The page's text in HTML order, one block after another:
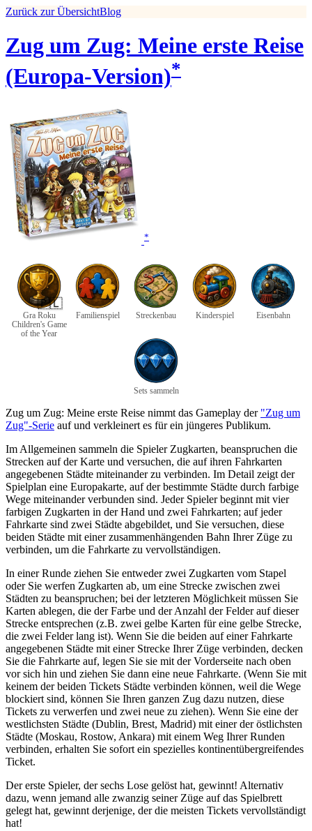
Zurück zur ÜbersichtBlog
Zug um Zug: Meine erste Reise
(Europa-Version)*
*
🇵🇱
Gra Roku
Children's Game
of the Year
Familienspiel Streckenbau Kinderspiel Eisenbahn
Sets sammeln
Zug um Zug: Meine erste Reise nimmt das Gameplay der "Zug um
Zug"-Serie auf und verkleinert es für ein jüngeres Publikum.
Im Allgemeinen sammeln die Spieler Zugkarten, beanspruchen die
Strecken auf der Karte und versuchen, die auf ihren Fahrkarten
angegebenen Städte miteinander zu verbinden. Im Detail zeigt der
Spielplan eine Europakarte, auf der bestimmte Städte durch farbige
Wege miteinander verbunden sind. Jeder Spieler beginnt mit vier
farbigen Zugkarten in der Hand und zwei Fahrkarten; auf jeder
Fahrkarte sind zwei Städte abgebildet, und Sie versuchen, diese
beiden Städte mit einer zusammenhängenden Bahn Ihrer Züge zu
verbinden, um die Fahrkarte zu vervollständigen.
In einer Runde ziehen Sie entweder zwei Zugkarten vom Stapel
oder Sie werfen Zugkarten ab, um eine Strecke zwischen zwei
Städten zu beanspruchen; bei der letzteren Möglichkeit müssen Sie
Karten ablegen, die der Farbe und der Anzahl der Felder auf dieser
Strecke entsprechen (z.B. zwei gelbe Karten für eine gelbe Strecke,
die zwei Felder lang ist). Wenn Sie die beiden auf einer Fahrkarte
angegebenen Städte mit einer Strecke Ihrer Züge verbinden, decken
Sie die Fahrkarte auf, legen Sie sie mit der Vorderseite nach oben
vor sich hin und ziehen Sie dann eine neue Fahrkarte. (Wenn Sie mit
keinem der beiden Tickets Städte verbinden können, weil die Wege
blockiert sind, können Sie Ihren ganzen Zug dazu nutzen, diese
Tickets zu verwerfen und zwei neue zu ziehen). Wenn Sie eine der
westlichsten Städte (Dublin, Brest, Madrid) mit einer der östlichsten
Städte (Moskau, Rostow, Ankara) mit einem Weg Ihrer Runden
verbinden, erhalten Sie sofort ein spezielles kontinentübergreifendes
Ticket.
Der erste Spieler, der sechs Lose gelöst hat, gewinnt! Alternativ
dazu, wenn jemand alle zwanzig seiner Züge auf das Spielbrett
gelegt hat, gewinnt derjenige, der die meisten Tickets vervollständigt
hat!